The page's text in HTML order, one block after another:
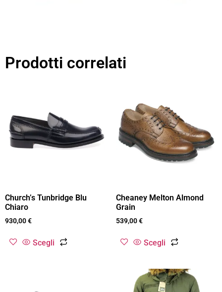
Prodotti correlati
Church’s Tunbridge Blu
Chiaro
930,00€
Scegli
Cheaney Melton Almond
Grain
539,00€
Scegli